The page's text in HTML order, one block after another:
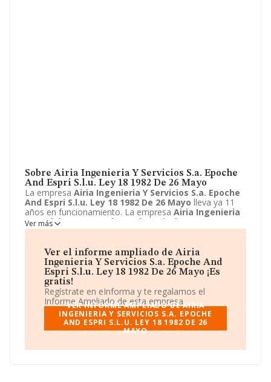
Sobre Airia Ingenieria Y Servicios S.a. Epoche
And Espri S.l.u. Ley 18 1982 De 26 Mayo
La empresa Airia Ingenieria Y Servicios S.a. Epoche
And Espri S.l.u. Ley 18 1982 De 26 Mayo lleva ya 11
años en funcionamiento. La empresa Airia Ingenieria
Y Servicios S.a. Epoche And Espri S.l.u. Ley 18 1982
De 26 Mayosita en Calle Villa de Marin, 4, Madrid,
Otras actividades de apoyo a las empresas n.c.o.p.. La
empreaAiria Ingenieria Y Servicios S.a. Epoche And
Espri S.l.u. Ley 18 1982 De 26 Mayose registra como
Unión temporal de empresas.
Ver más
Ver el informe ampliado de Airia
Ingenieria Y Servicios S.a. Epoche And
Espri S.l.u. Ley 18 1982 De 26 Mayo ¡Es
gratis!
Regístrate en eInforma y te regalamos el
Informe Ampliado de esta empresa.
VER INFORME AMPLIADO DE AIRIA
INGENIERIA Y SERVICIOS S.A. EPOCHE
AND ESPRI S.L.U. LEY 18 1982 DE 26
MAYO